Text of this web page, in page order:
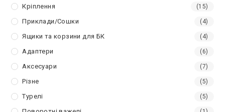
Кріплення (15)
Приклади/Сошки (4)
Ящики та корзини для БК (4)
Адаптери (6)
Аксесуари (7)
Різне (5)
Турелі (5)